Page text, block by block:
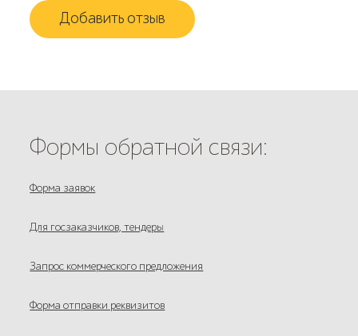
Добавить отзыв
Формы обратной связи:
Форма заявок
Для госзаказчиков, тендеры
Запрос коммерческого предложения
Форма отправки реквизитов